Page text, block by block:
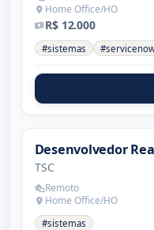
Home Office/HO
R$ 12.000
#sistemas
Desenvolvedor
TSC
Remoto
Home Office/HO
#sistemas